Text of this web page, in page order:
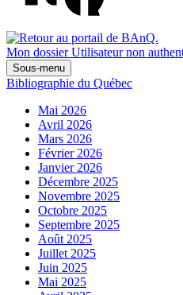
Mon dossier Utilisateur non
Sous-menu
Bibliographie du Québec
Mai 2026
Avril 2026
Mars 2026
Février 2026
Janvier 2026
Décembre 2025
Novembre 2025
Octobre 2025
Septembre 2025
Août 2025
Juillet 2025
Juin 2025
Mai 2025